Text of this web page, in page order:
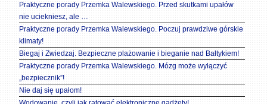
Praktyczne porady Przemka Walewskiego. Przed skutkami upałów
nie uciekniesz, ale …
Praktyczne porady Przemka Walewskiego. Poczuj prawdziwe górskie
klimaty!
Biegaj i Zwiedzaj. Bezpieczne plażowanie i bieganie nad Bałtykiem!
Praktyczne porady Przemka Walewskiego. Mózg może wyłączyć
„bezpiecznik”!
Nie daj się upałom!